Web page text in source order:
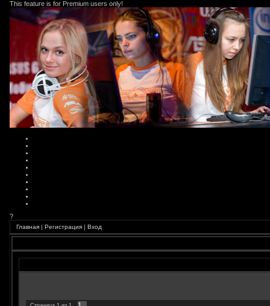
This feature is for Premium users only!
?
Главная | Регистрация | Вход